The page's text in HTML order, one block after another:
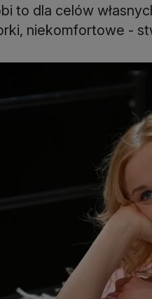
to dla celów
niekomfortowe -